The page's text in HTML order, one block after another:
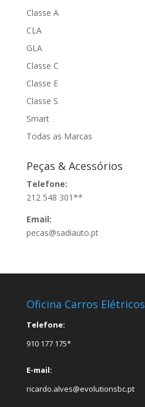
Classe A
CLA
GLA
Classe C
Classe E
Classe S
Smart
Todas as Marcas
Peças & Acessórios
Telefone:
212 548 301**
Email:
pecas@sadiauto.pt
Oficina Carros Elétricos
Telefone:
910 177 175*
E-mail:
ricardo.alves@evolutionsbc.pt